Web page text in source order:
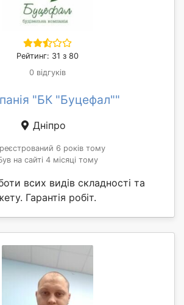
Рейтинг: 31 з 80
0 відгуків
"БК "Буцефал""
Дніпро
6 років тому
на сайті 4 місяці тому
всих видів складності та
Гарантія робіт.